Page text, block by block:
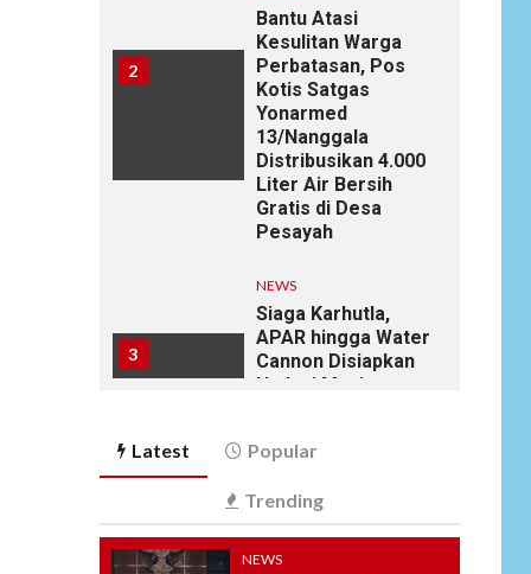
2
Bantu Atasi
Kesulitan Warga
Perbatasan, Pos
Kotis Satgas
Yonarmed
13/Nanggala
Distribusikan 4.000
Liter Air Bersih
Gratis di Desa
Pesayah
3
NEWS
Siaga Karhutla,
APAR hingga Water
Cannon Disiapkan
Hadapi Musim
Bakar Lahan
Pun
NEWS
Latest Popular
Trending
NEWS